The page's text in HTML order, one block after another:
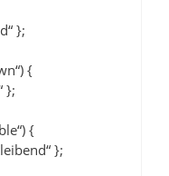
};
{
};
{
};